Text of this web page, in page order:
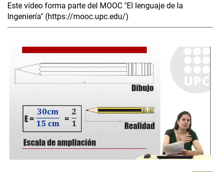
Este vídeo forma parte del MOOC "El lenguaje de la
Ingeniería" (https://mooc.upc.edu/)